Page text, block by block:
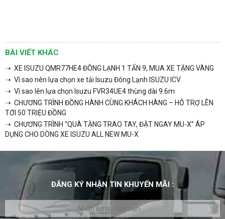
BÀI VIẾT KHÁC
➝ XE ISUZU QMR77HE4 ĐÔNG LẠNH 1 TẤN 9, MUA XE TẶNG VÀNG
➝ Vì sao nên lựa chọn xe tải Isuzu Đông Lạnh ISUZU ICV
➝ Vì sao lên lựa chọn Isuzu FVR34UE4 thùng dài 9.6m
➝ CHƯƠNG TRÌNH ĐỒNG HÀNH CÙNG KHÁCH HÀNG – HỖ TRỢ LÊN
TỚI 50 TRIỆU ĐỒNG
➝ CHƯƠNG TRÌNH “QUÀ TẶNG TRAO TAY, ĐẶT NGAY MU-X” ÁP
DỤNG CHO DÒNG XE ISUZU ALL NEW MU-X
ĐĂNG KÝ NHẬN TIN KHUYẾN MÃI :